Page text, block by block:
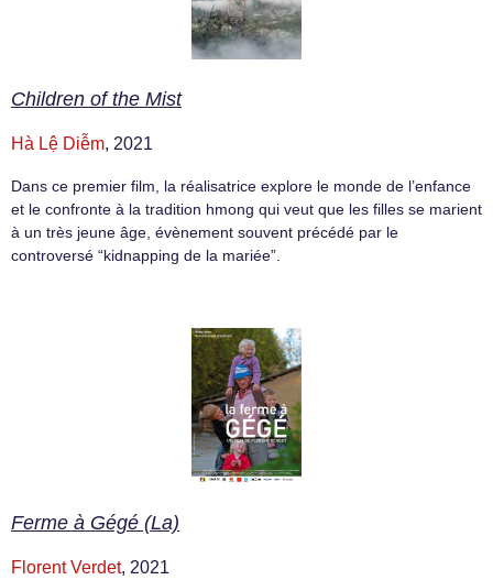
Children of the Mist
Hà Lệ Diễm, 2021
Dans ce premier film, la réalisatrice explore le monde de l’enfance
et le confronte à la tradition hmong qui veut que les filles se marient
à un très jeune âge, évènement souvent précédé par le
controversé “kidnapping de la mariée”.
Ferme à Gégé (La)
Florent Verdet, 2021